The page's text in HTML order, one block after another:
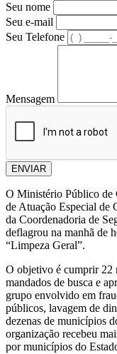
Seu nome
Seu e-mail
Seu Telefone
Mensagem
ENVIAR
O Ministério Público de
de Atuação Especial de
da Coordenadoria de
deflagrou na manhã de
“Limpeza Geral”.
O objetivo é cumprir 22
mandados de busca e
grupo envolvido em
públicos, lavagem de
dezenas de municípios
organização recebeu
por municípios do